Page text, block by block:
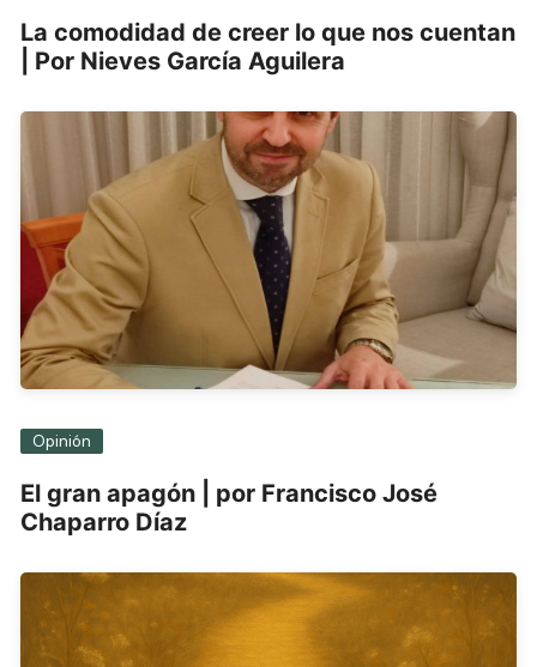
La comodidad de creer lo que nos cuentan
| Por Nieves García Aguilera
Opinión
El gran apagón | por Francisco José
Chaparro Díaz